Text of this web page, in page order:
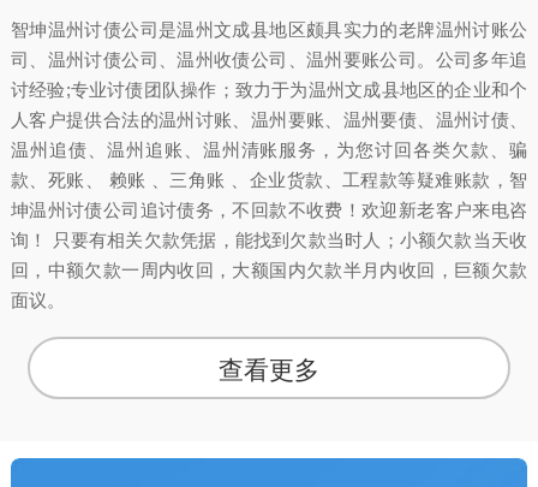
智坤温州讨债公司是温州文成县地区颇具实力的老牌温州讨账公
司、温州讨债公司、温州收债公司、温州要账公司。公司多年追
讨经验;专业讨债团队操作；致力于为温州文成县地区的企业和个
人客户提供合法的温州讨账、温州要账、温州要债、温州讨债、
温州追债、温州追账、温州清账服务，为您讨回各类欠款、骗
款、死账、 赖账 、三角账 、企业货款、工程款等疑难账款，智
坤温州讨债公司追讨债务，不回款不收费！欢迎新老客户来电咨
询！ 只要有相关欠款凭据，能找到欠款当时人；小额欠款当天收
回，中额欠款一周内收回，大额国内欠款半月内收回，巨额欠款
面议。
查看更多